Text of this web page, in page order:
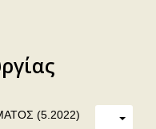
(5.2022)